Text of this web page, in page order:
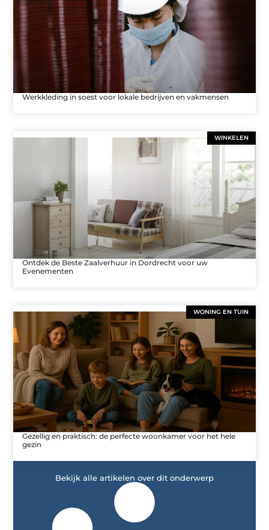
Werkkleding in soest voor lokale bedrijven en vakmensen
WINKELEN
Ontdek de Beste Zaalverhuur in Dordrecht voor uw
Evenementen
WONING EN TUIN
Gezellig en praktisch: de perfecte woonkamer voor het hele
gezin
Bekijk alle artikelen over dit onderwerp